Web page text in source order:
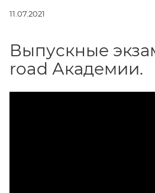
11.07.2021
Выпускные
road Академии.